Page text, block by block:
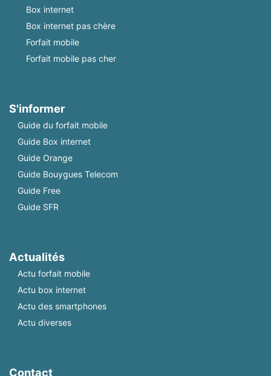
Box internet
Box internet pas chère
Forfait mobile
Forfait mobile pas cher
S'informer
Guide du forfait mobile
Guide Box internet
Guide Orange
Guide Bouygues Telecom
Guide Free
Guide SFR
Actualités
Actu forfait mobile
Actu box internet
Actu des smartphones
Actu diverses
Contact